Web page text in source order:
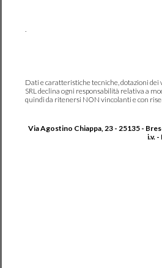
.
Dati e caratteristiche tecniche, dotazioni
SRL declina ogni responsabilità relativa a
quindi da ritenersi NON vincolanti e con
Via Agostino Chiappa, 23 - 25135 -
i.v.